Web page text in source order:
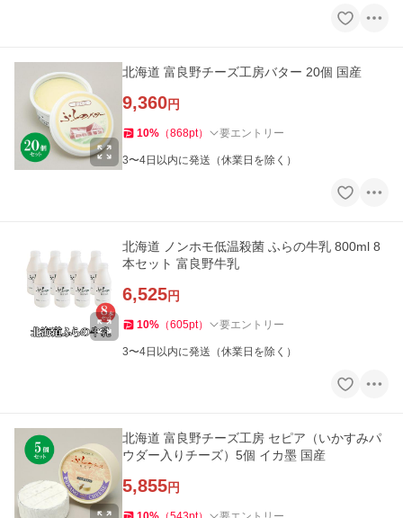
北海道 富良野チーズ工房バター 20個 国産
9,360円
10% （868pt） 要エントリー
3〜4日以内に発送（休業日を除く）
北海道 ノンホモ低温殺菌 ふらの牛乳 800ml 8
本セット 富良野牛乳
6,525円
10% （605pt） 要エントリー
3〜4日以内に発送（休業日を除く）
北海道 富良野チーズ工房 セピア（いかすみパ
ウダー入りチーズ）5個 イカ墨 国産
5,855円